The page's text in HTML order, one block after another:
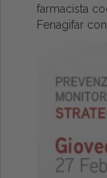
farmacista
Fenagifar